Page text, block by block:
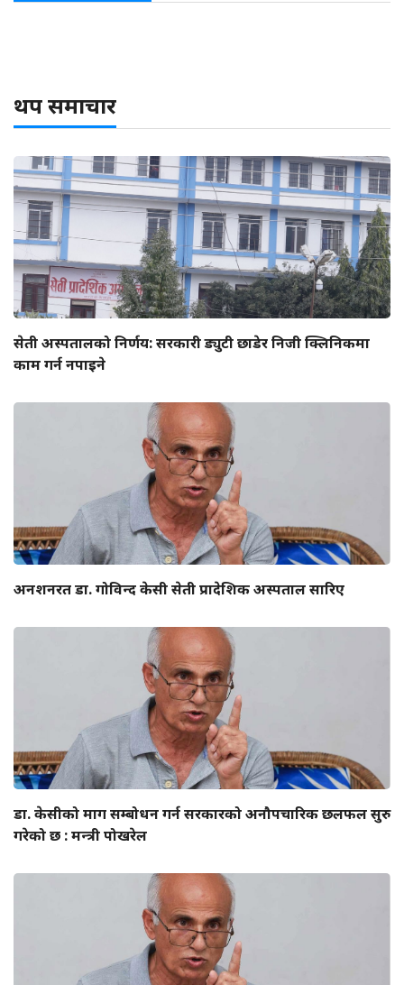
थप समाचार
सेती अस्पतालको निर्णय: सरकारी ड्युटी छाडेर निजी क्लिनिकमा
काम गर्न नपाइने
अनशनरत डा. गोविन्द केसी सेती प्रादेशिक अस्पताल सारिए
डा. केसीको माग सम्बोधन गर्न सरकारको अनौपचारिक छलफल सुरु
गरेको छ : मन्त्री पोखरेल